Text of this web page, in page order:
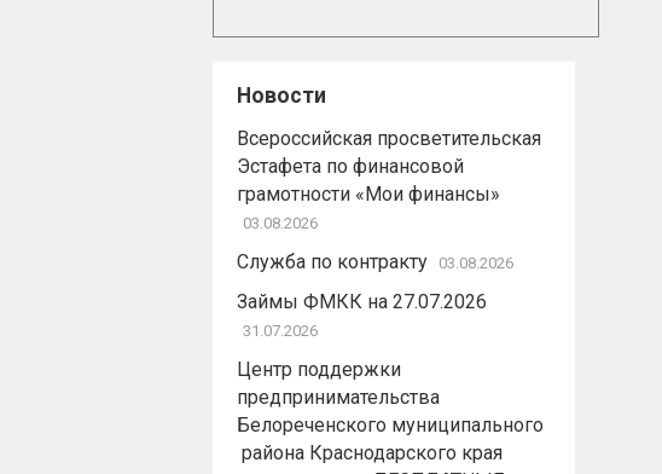
Новости
Всероссийская просветительская
Эстафета по финансовой
грамотности «Мои финансы»
03.08.2026
Служба по контракту 03.08.2026
Займы ФМКК на 27.07.2026
31.07.2026
Центр поддержки
предпринимательства
Белореченского муниципального
района Краснодарского края